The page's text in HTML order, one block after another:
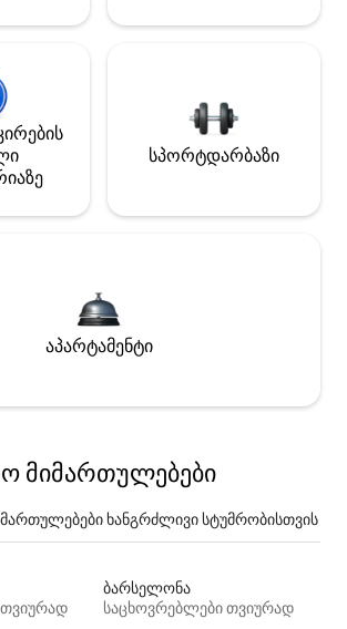
სპორტდარბაზი
აპარტამენტი
მიმართულებები
ხანგრძლივი სტუმრობისთვის
ბარსელონა
საცხოვრებლები თვიურად